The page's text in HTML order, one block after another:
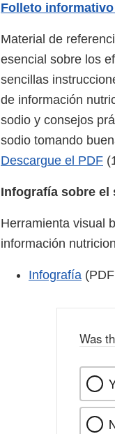
Folleto
Material de
esencial sobre los
sencillas
de información
sodio y consejos
sodio tomando
Descargue el PDF
Infografía sobre el
Herramienta visual
información
Infografía
Was